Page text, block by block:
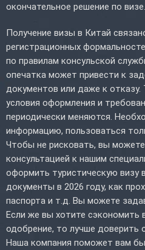
окончательное решение по визе.
Получение визы в Китай
регистрационных
по правилам консульской
опечатка может привести к
документов или даже к отказу.
условия оформления и
периодически меняются.
информацию, пользоваться
Чтобы не рисковать, вы
консультацией к нашим
оформить туристическую визу
документы в 2026 году, как
паспорта и т.д. Вы можете
Если же вы хотите сэкономить
одобрение, то лучше доверить
Наша компания поможет вам